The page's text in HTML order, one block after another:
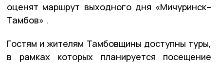
оценят маршрут выходного дня «Мичуринск–
Тамбов» .
Гостям и жителям Тамбовщины доступны туры,
в рамках которых планируется посещение